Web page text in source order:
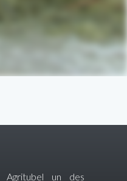
Agritubel un des